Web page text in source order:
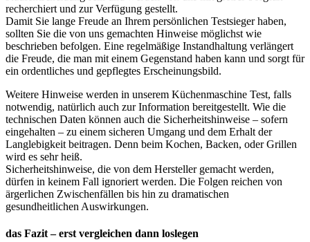
recherchiert und zur Verfügung gestellt.
Damit Sie lange Freude an Ihrem persönlichen Testsieger haben,
sollten Sie die von uns gemachten Hinweise möglichst wie
beschrieben befolgen. Eine regelmäßige Instandhaltung verlängert
die Freude, die man mit einem Gegenstand haben kann und sorgt für
ein ordentliches und gepflegtes Erscheinungsbild.
Weitere Hinweise werden in unserem Küchenmaschine Test, falls
notwendig, natürlich auch zur Information bereitgestellt. Wie die
technischen Daten können auch die Sicherheitshinweise – sofern
eingehalten – zu einem sicheren Umgang und dem Erhalt der
Langlebigkeit beitragen. Denn beim Kochen, Backen, oder Grillen
wird es sehr heiß.
Sicherheitshinweise, die von dem Hersteller gemacht werden,
dürfen in keinem Fall ignoriert werden. Die Folgen reichen von
ärgerlichen Zwischenfällen bis hin zu dramatischen
gesundheitlichen Auswirkungen.
das Fazit – erst vergleichen dann loslegen